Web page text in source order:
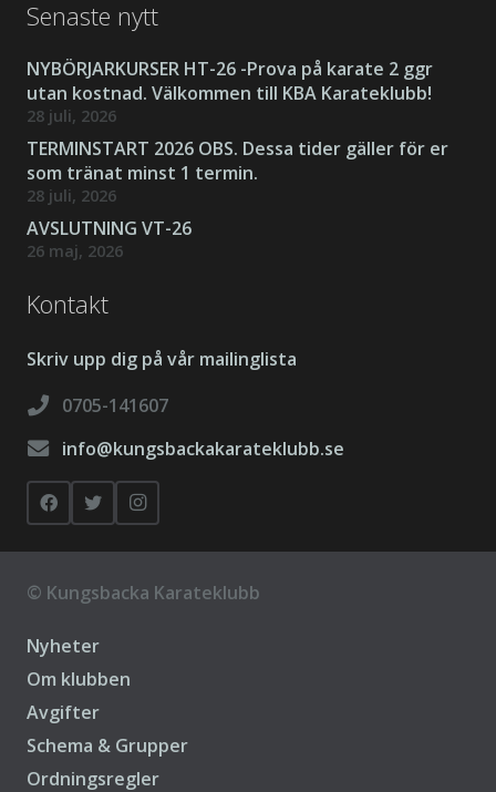
Senaste nytt
NYBÖRJARKURSER HT-26 -Prova på karate 2 ggr
utan kostnad. Välkommen till KBA Karateklubb!
28 juli, 2026
TERMINSTART 2026 OBS. Dessa tider gäller för er
som tränat minst 1 termin.
28 juli, 2026
AVSLUTNING VT-26
26 maj, 2026
Kontakt
Skriv upp dig på vår mailinglista
0705-141607
info@kungsbackakarateklubb.se
© Kungsbacka Karateklubb
Nyheter
Om klubben
Avgifter
Schema & Grupper
Ordningsregler